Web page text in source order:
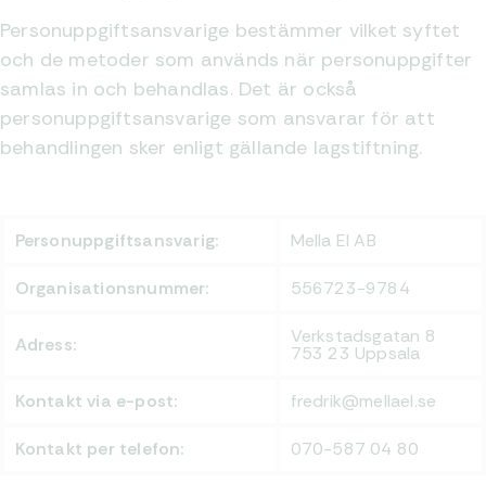
Personuppgiftsansvarige bestämmer vilket syftet
och de metoder som används när personuppgifter
samlas in och behandlas. Det är också
personuppgiftsansvarige som ansvarar för att
behandlingen sker enligt gällande lagstiftning.
Personuppgiftsansvarig: Mella El AB
Organisationsnummer: 556723-9784
Adress: Verkstadsgatan 8
753 23 Uppsala
Kontakt via e-post: fredrik@mellael.se
Kontakt per telefon: 070-587 04 80